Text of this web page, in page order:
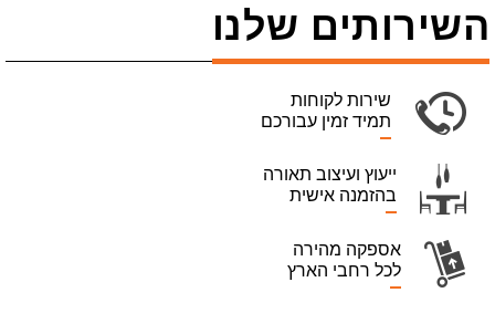
השירותים שלנו
שירות לקוחות
תמיד זמין עבורכם
ייעוץ ועיצוב תאורה
בהזמנה אישית
אספקה מהירה
לכל רחבי הארץ